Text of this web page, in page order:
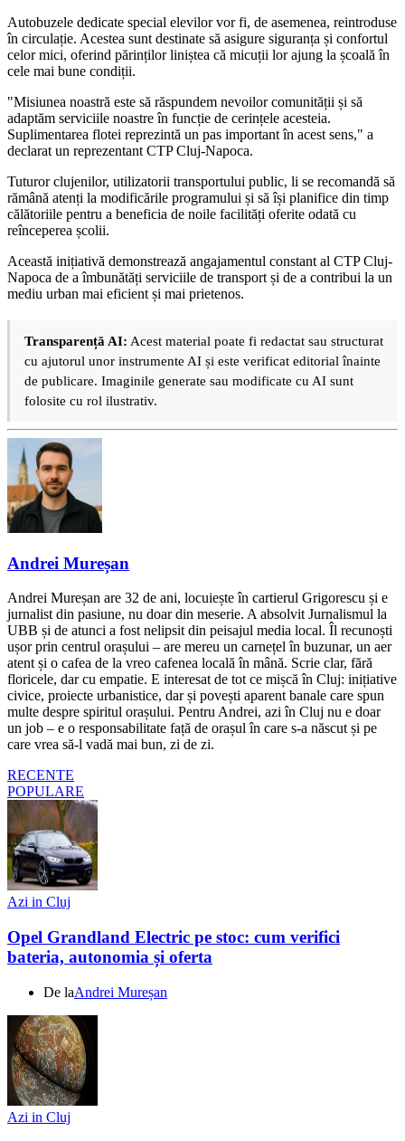
Autobuzele dedicate special elevilor vor fi, de asemenea, reintroduse
în circulație. Acestea sunt destinate să asigure siguranța și confortul
celor mici, oferind părinților liniștea că micuții lor ajung la școală în
cele mai bune condiții.
"Misiunea noastră este să răspundem nevoilor comunității și să
adaptăm serviciile noastre în funcție de cerințele acesteia.
Suplimentarea flotei reprezintă un pas important în acest sens," a
declarat un reprezentant CTP Cluj-Napoca.
Tuturor clujenilor, utilizatorii transportului public, li se recomandă să
rămână atenți la modificările programului și să își planifice din timp
călătoriile pentru a beneficia de noile facilități oferite odată cu
reînceperea școlii.
Această inițiativă demonstrează angajamentul constant al CTP Cluj-
Napoca de a îmbunătăți serviciile de transport și de a contribui la un
mediu urban mai eficient și mai prietenos.
Transparență AI: Acest material poate fi redactat sau structurat
cu ajutorul unor instrumente AI și este verificat editorial înainte
de publicare. Imaginile generate sau modificate cu AI sunt
folosite cu rol ilustrativ.
Andrei Mureșan
Andrei Mureșan are 32 de ani, locuiește în cartierul Grigorescu și e
jurnalist din pasiune, nu doar din meserie. A absolvit Jurnalismul la
UBB și de atunci a fost nelipsit din peisajul media local. Îl recunoști
ușor prin centrul orașului – are mereu un carnețel în buzunar, un aer
atent și o cafea de la vreo cafenea locală în mână. Scrie clar, fără
floricele, dar cu empatie. E interesat de tot ce mișcă în Cluj: inițiative
civice, proiecte urbanistice, dar și povești aparent banale care spun
multe despre spiritul orașului. Pentru Andrei, azi în Cluj nu e doar
un job – e o responsabilitate față de orașul în care s-a născut și pe
care vrea să-l vadă mai bun, zi de zi.
RECENTE
POPULARE
Azi in Cluj
Opel Grandland Electric pe stoc: cum verifici
bateria, autonomia și oferta
De laAndrei Mureșan
Azi in Cluj